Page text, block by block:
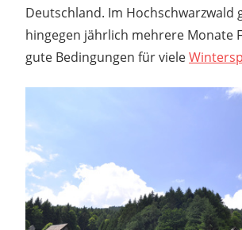
Deutschland. Im Hochschwarzwald
hingegen jährlich mehrere Monate
gute Bedingungen für viele